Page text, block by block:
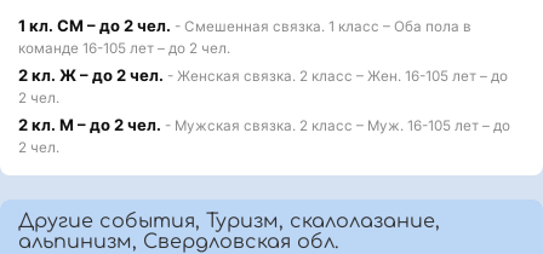
1 кл. СМ – до 2 чел. - Смешенная связка. 1 класс – Оба пола в
команде 16-105 лет – до 2 чел.
2 кл. Ж – до 2 чел. - Женская связка. 2 класс – Жен. 16-105 лет – до
2 чел.
2 кл. М – до 2 чел. - Мужская связка. 2 класс – Муж. 16-105 лет – до
2 чел.
Другие события, Туризм, скалолазание,
альпинизм, Свердловская обл.